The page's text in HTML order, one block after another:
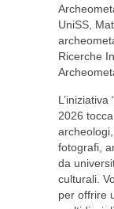
UniSS,
Ricerche
L’iniziativa
2026
fotografi,
da
culturali.
per offrire